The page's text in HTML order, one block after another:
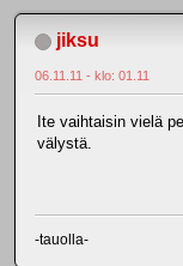
jiksu
06.11.11 - klo: 01.11
Ite vaihtaisin vielä
välystä.
-tauolla-